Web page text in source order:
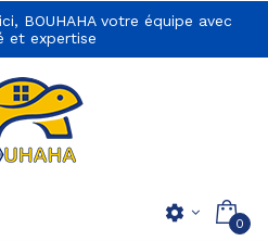
BOUHAHA votre équipe avec
et expertise
settings 0